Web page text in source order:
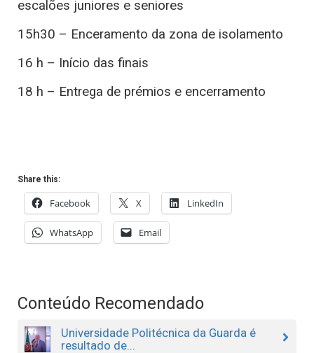
escalões juniores e seniores
15h30 – Enceramento da zona de isolamento
16 h – Início das finais
18 h – Entrega de prémios e encerramento
Share this:
Facebook X LinkedIn
WhatsApp Email
Conteúdo Recomendado
Universidade Politécnica da Guarda é
resultado de...